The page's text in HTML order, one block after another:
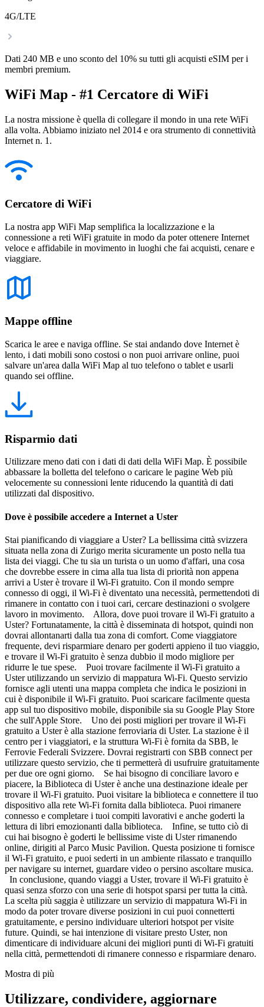
4G/LTE
Dati 240 MB e uno sconto del 10% su tutti gli acquisti eSIM per i
membri premium.
WiFi Map - #1 Cercatore di WiFi
La nostra missione è quella di collegare il mondo in una rete WiFi
alla volta. Abbiamo iniziato nel 2014 e ora strumento di connettività
Internet n. 1.
Cercatore di WiFi
La nostra app WiFi Map semplifica la localizzazione e la
connessione a reti WiFi gratuite in modo da poter ottenere Internet
veloce e affidabile in movimento in luoghi che fai acquisti, cenare e
viaggiare.
Mappe offline
Scarica le aree e naviga offline. Se stai andando dove Internet è
lento, i dati mobili sono costosi o non puoi arrivare online, puoi
salvare un'area dalla WiFi Map al tuo telefono o tablet e usarli
quando sei offline.
Risparmio dati
Utilizzare meno dati con i dati di dati della WiFi Map. È possibile
abbassare la bolletta del telefono o caricare le pagine Web più
velocemente su connessioni lente riducendo la quantità di dati
utilizzati dal dispositivo.
Dove è possibile accedere a Internet a Uster
Stai pianificando di viaggiare a Uster? La bellissima città svizzera
situata nella zona di Zurigo merita sicuramente un posto nella tua
lista dei viaggi. Che tu sia un turista o un uomo d'affari, una cosa
che dovrebbe essere in cima alla tua lista di priorità non appena
arrivi a Uster è trovare il Wi-Fi gratuito. Con il mondo sempre
connesso di oggi, il Wi-Fi è diventato una necessità, permettendoti di
rimanere in contatto con i tuoi cari, cercare destinazioni o svolgere
lavoro in movimento. Allora, dove puoi trovare il Wi-Fi gratuito a
Uster? Fortunatamente, la città è disseminata di hotspot, quindi non
dovrai allontanarti dalla tua zona di comfort. Come viaggiatore
frequente, devi risparmiare denaro per goderti appieno il tuo viaggio,
e trovare il Wi-Fi gratuito è senza dubbio il modo migliore per
ridurre le tue spese. Puoi trovare facilmente il Wi-Fi gratuito a
Uster utilizzando un servizio di mappatura Wi-Fi. Questo servizio
fornisce agli utenti una mappa completa che indica le posizioni in
cui è disponibile il Wi-Fi gratuito. Puoi scaricare facilmente questa
app sul tuo dispositivo mobile, disponibile sia su Google Play Store
che sull'Apple Store. Uno dei posti migliori per trovare il Wi-Fi
gratuito a Uster è alla stazione ferroviaria di Uster. La stazione è il
centro per i viaggiatori, e la struttura Wi-Fi è fornita da SBB, le
Ferrovie Federali Svizzere. Dovrai registrarti con SBB connect per
utilizzare questo servizio, che ti permetterà di usufruire gratuitamente
per due ore ogni giorno. Se hai bisogno di conciliare lavoro e
piacere, la Biblioteca di Uster è anche una destinazione ideale per
trovare il Wi-Fi gratuito. Puoi visitare la biblioteca e connettere il tuo
dispositivo alla rete Wi-Fi fornita dalla biblioteca. Puoi rimanere
connesso e completare i tuoi compiti lavorativi e anche goderti la
lettura di libri emozionanti dalla biblioteca. Infine, se tutto ciò di
cui hai bisogno è goderti le bellissime viste di Uster rimanendo
online, dirigiti al Parco Music Pavilion. Questa posizione ti fornisce
il Wi-Fi gratuito, e puoi sederti in un ambiente rilassato e tranquillo
per navigare su internet, guardare video o persino ascoltare musica.
In conclusione, quando viaggi a Uster, trovare il Wi-Fi gratuito è
quasi senza sforzo con una serie di hotspot sparsi per tutta la città.
La scelta più saggia è utilizzare un servizio di mappatura Wi-Fi in
modo da poter trovare diverse posizioni in cui puoi connetterti
gratuitamente, e persino individuare ulteriori hotspot per visite
future. Quindi, se hai intenzione di visitare presto Uster, non
dimenticare di individuare alcuni dei migliori punti di Wi-Fi gratuiti
nella città, permettendoti di rimanere connesso e risparmiare denaro.
Mostra di più
Utilizzare, condividere, aggiornare